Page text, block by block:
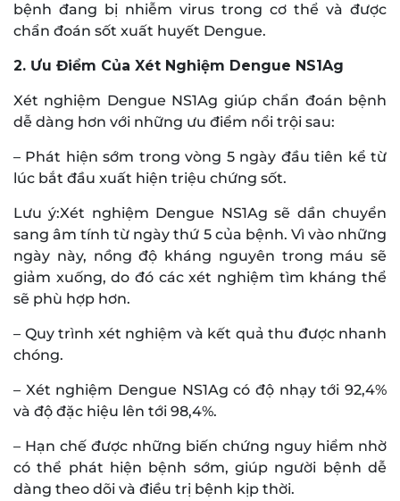
bệnh đang bị nhiễm virus trong cơ thể và được
chẩn đoán sốt xuất huyết Dengue.
2. Ưu Điểm Của Xét Nghiệm Dengue NS1Ag
Xét nghiệm Dengue NS1Ag giúp chẩn đoán bệnh
dễ dàng hơn với những ưu điểm nổi trội sau:
– Phát hiện sớm trong vòng 5 ngày đầu tiên kể từ
lúc bắt đầu xuất hiện triệu chứng sốt.
Lưu ý:Xét nghiệm Dengue NS1Ag sẽ dần chuyển
sang âm tính từ ngày thứ 5 của bệnh. Vì vào những
ngày này, nồng độ kháng nguyên trong máu sẽ
giảm xuống, do đó các xét nghiệm tìm kháng thể
sẽ phù hợp hơn.
– Quy trình xét nghiệm và kết quả thu được nhanh
chóng.
– Xét nghiệm Dengue NS1Ag có độ nhạy tới 92,4%
và độ đặc hiệu lên tới 98,4%.
– Hạn chế được những biến chứng nguy hiểm nhờ
có thể phát hiện bệnh sớm, giúp người bệnh dễ
dàng theo dõi và điều trị bệnh kịp thời.